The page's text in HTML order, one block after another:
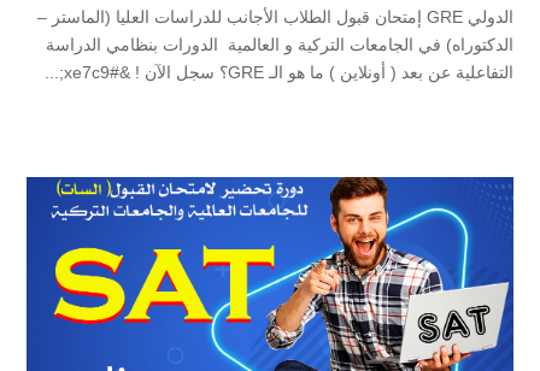
الدولي GRE إمتحان قبول الطلاب الأجانب للدراسات العليا (الماستر –
الدكتوراه) في الجامعات التركية و العالمية الدورات بنظامي الدراسة
التفاعلية عن بعد ( أونلاين ) ما هو الـ GRE؟ سجل الآن ! &#xe7c9;...